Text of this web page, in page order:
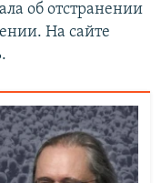
об отстранении
На сайте